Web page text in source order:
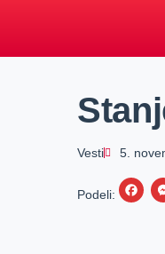
Vesti 5.
Podeli:
F